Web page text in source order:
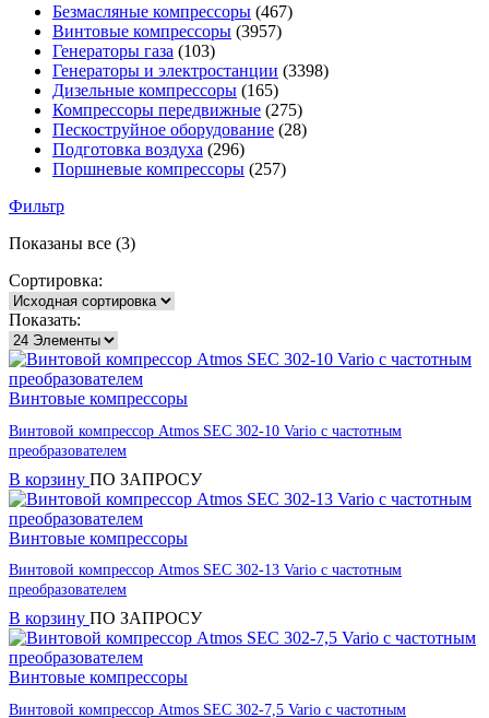
Безмасляные компрессоры (467)
Винтовые компрессоры (3957)
Генераторы газа (103)
Генераторы и электростанции (3398)
Дизельные компрессоры (165)
Компрессоры передвижные (275)
Пескоструйное оборудование (28)
Подготовка воздуха (296)
Поршневые компрессоры (257)
Фильтр
Показаны все (3)
Сортировка:
Показать:
Винтовые компрессоры
Винтовой компрессор Atmos SEC 302-10 Vario с частотным
преобразователем
В корзину ПО ЗАПРОСУ
Винтовые компрессоры
Винтовой компрессор Atmos SEC 302-13 Vario с частотным
преобразователем
В корзину ПО ЗАПРОСУ
Винтовые компрессоры
Винтовой компрессор Atmos SEC 302-7,5 Vario с частотным